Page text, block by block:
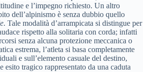
e l’impegno richiesto. Un altro
dell’alpinismo è senza dubbio quello
. Tale modalità d’arrampicata si distingue per
rispetto alla solitaria con corda; infatti
senza alcuna protezione meccanica o
estrema, l’atleta si basa completamente
e sull’elemento casuale del destino,
esito tragico rappresentato da una caduta